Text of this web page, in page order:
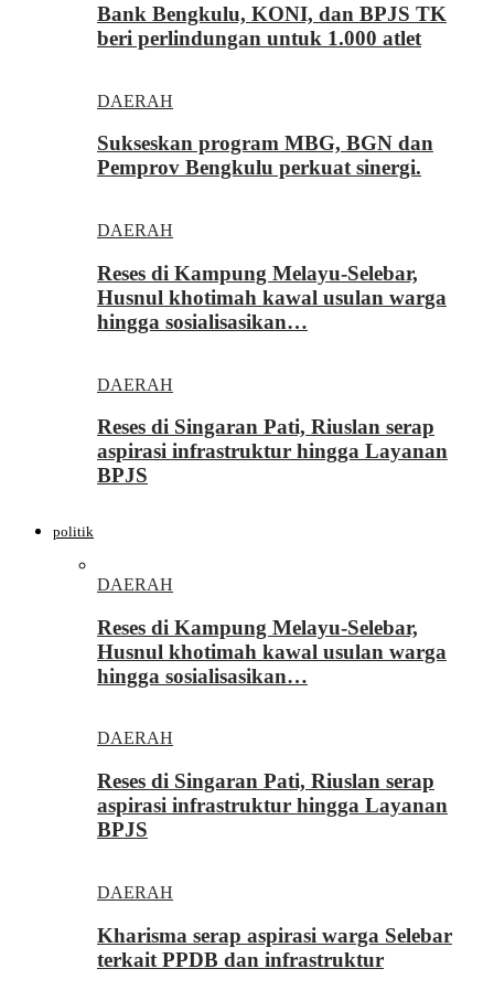
Bank Bengkulu, KONI, dan BPJS TK
beri perlindungan untuk 1.000 atlet
DAERAH
Sukseskan program MBG, BGN dan
Pemprov Bengkulu perkuat sinergi.
DAERAH
Reses di Kampung Melayu-Selebar,
Husnul khotimah kawal usulan warga
hingga sosialisasikan…
DAERAH
Reses di Singaran Pati, Riuslan serap
aspirasi infrastruktur hingga Layanan
BPJS
politik
DAERAH
Reses di Kampung Melayu-Selebar,
Husnul khotimah kawal usulan warga
hingga sosialisasikan…
DAERAH
Reses di Singaran Pati, Riuslan serap
aspirasi infrastruktur hingga Layanan
BPJS
DAERAH
Kharisma serap aspirasi warga Selebar
terkait PPDB dan infrastruktur